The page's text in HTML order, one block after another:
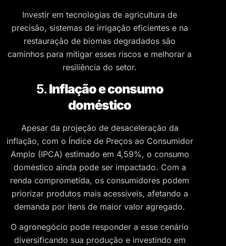
Investir em tecnologias de agricultura de
precisão, sistemas de irrigação eficientes e na
restauração de biomas degradados são
caminhos para mitigar esses riscos e melhorar a
resiliência do setor.
5.Inflação e consumo
doméstico
Apesar da projeção de desaceleração da
inflação, com o Índice de Preços ao Consumidor
Amplo (IPCA) estimado em 4,59%, o consumo
doméstico ainda pode ser impactado. Com a
renda comprometida, os consumidores podem
priorizar produtos mais acessíveis, afetando a
demanda por itens de maior valor agregado.
O agronegócio pode responder a esse cenário
diversificando sua produção e investindo em